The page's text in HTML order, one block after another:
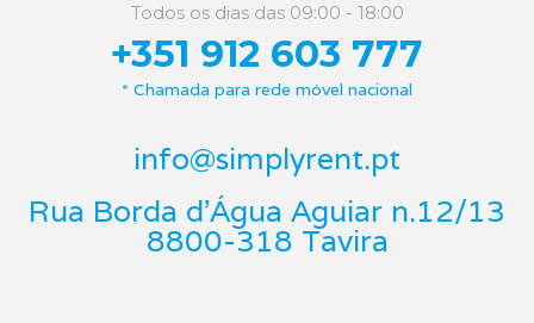
Todos os dias das 09:00 - 18:00
+351 912 603 777
* Chamada para rede móvel nacional
info@simplyrent.pt
Rua Borda d'Água Aguiar n.12/13
8800-318 Tavira